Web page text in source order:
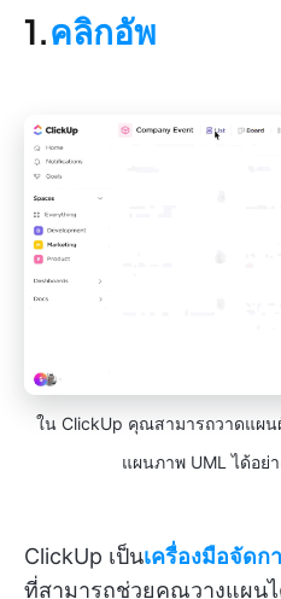
1.คลิกอัพ
ใน ClickUp คุณสามารถวาดแผ
แผนภาพ UML ได้อย่
ClickUp เป็นเครื่องมือจัดก
ที่สามารถช่วยคุณวางแผน